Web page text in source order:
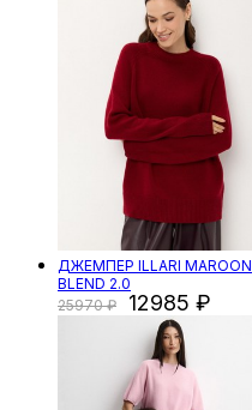
ДЖЕМПЕР ILLARI MAROON
BLEND 2.0
25970
12985